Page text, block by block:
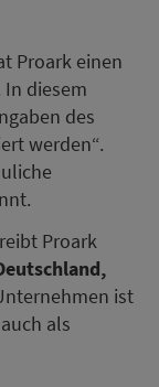
Proark einen
In diesem
des
werden“.
Proark
ist
als